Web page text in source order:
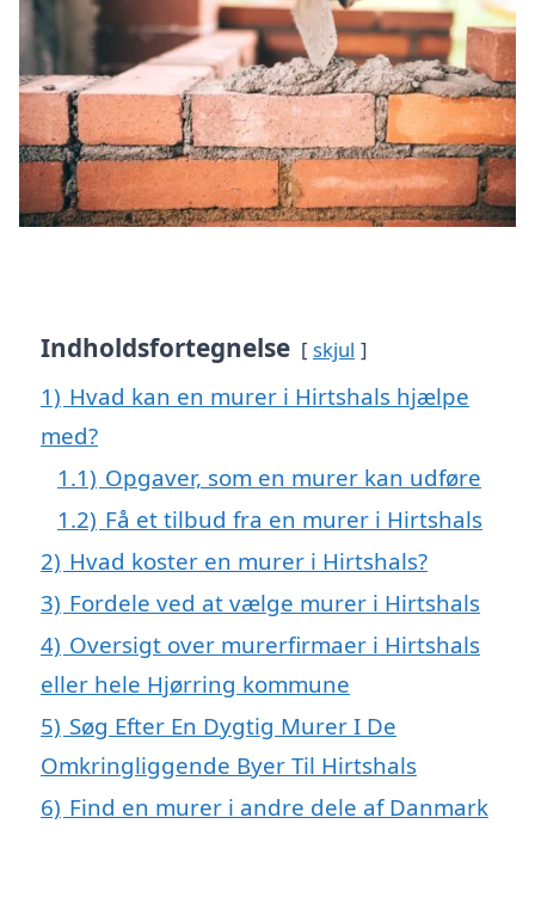
Indholdsfortegnelse skjul
1) Hvad kan en murer i Hirtshals hjælpe
med?
1.1) Opgaver, som en murer kan udføre
1.2) Få et tilbud fra en murer i Hirtshals
2) Hvad koster en murer i Hirtshals?
3) Fordele ved at vælge murer i Hirtshals
4) Oversigt over murerfirmaer i Hirtshals
eller hele Hjørring kommune
5) Søg Efter En Dygtig Murer I De
Omkringliggende Byer Til Hirtshals
6) Find en murer i andre dele af Danmark